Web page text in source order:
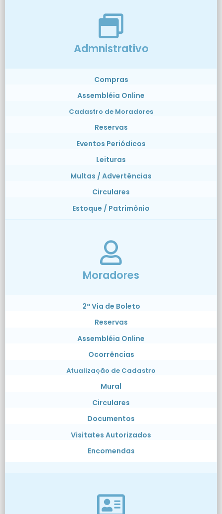
Admnistrativo
Compras
Assembléia Online
Cadastro de Moradores
Reservas
Eventos Periódicos
Leituras
Multas / Advertências
Circulares
Estoque / Patrimônio
Moradores
2ª Via de Boleto
Reservas
Assembléia Online
Ocorrências
Atualização de Cadastro
Mural
Circulares
Documentos
Visitates Autorizados
Encomendas